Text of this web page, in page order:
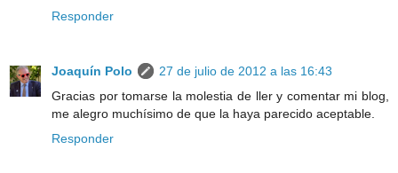
Responder
Joaquín Polo
27 de julio de 2012 a las 16:43
Gracias por tomarse la molestia de ller y comentar mi blog,
me alegro muchísimo de que la haya parecido aceptable.
Responder